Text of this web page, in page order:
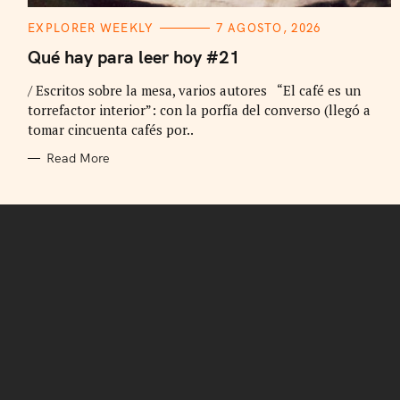
C
T
E
O
R
I
E
S
EXPLORER WEEKLY 7 AGOSTO, 2026
Qué hay para leer hoy #21
/ Escritos sobre la mesa, varios autores “El café es un
torrefactor interior”: con la porfía del converso (llegó a
tomar cincuenta cafés por..
Read More